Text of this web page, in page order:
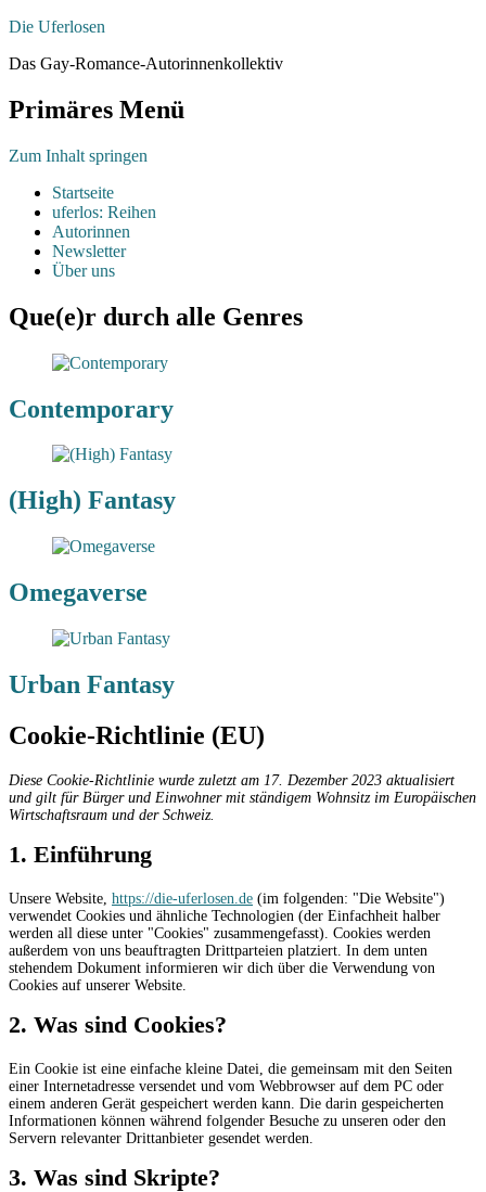
Die Uferlosen
Das Gay-Romance-Autorinnenkollektiv
Primäres Menü
Zum Inhalt springen
Startseite
uferlos: Reihen
Autorinnen
Newsletter
Über uns
Que(e)r durch alle Genres
Contemporary
(High) Fantasy
Omegaverse
Urban Fantasy
Cookie-Richtlinie (EU)
Diese Cookie-Richtlinie wurde zuletzt am 17. Dezember 2023 aktualisiert
und gilt für Bürger und Einwohner mit ständigem Wohnsitz im Europäischen
Wirtschaftsraum und der Schweiz.
1. Einführung
Unsere Website, https://die-uferlosen.de (im folgenden: "Die Website")
verwendet Cookies und ähnliche Technologien (der Einfachheit halber
werden all diese unter "Cookies" zusammengefasst). Cookies werden
außerdem von uns beauftragten Drittparteien platziert. In dem unten
stehendem Dokument informieren wir dich über die Verwendung von
Cookies auf unserer Website.
2. Was sind Cookies?
Ein Cookie ist eine einfache kleine Datei, die gemeinsam mit den Seiten
einer Internetadresse versendet und vom Webbrowser auf dem PC oder
einem anderen Gerät gespeichert werden kann. Die darin gespeicherten
Informationen können während folgender Besuche zu unseren oder den
Servern relevanter Drittanbieter gesendet werden.
3. Was sind Skripte?